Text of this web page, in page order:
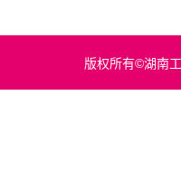
版权所有©湖南